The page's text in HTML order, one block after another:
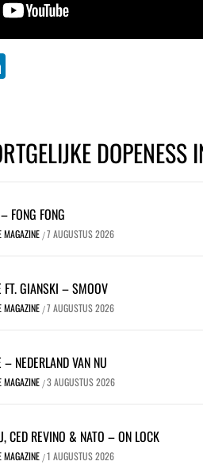
DOPENESS
FONG FONG
MAGAZINE /7 AUGUSTUS 2026
FT. GIANSKI – SMOOV
MAGAZINE /7 AUGUSTUS 2026
– NEDERLAND VAN NU
MAGAZINE /3 AUGUSTUS 2026
CED REVINO & NATO – ON LOCK
MAGAZINE /1 AUGUSTUS 2026